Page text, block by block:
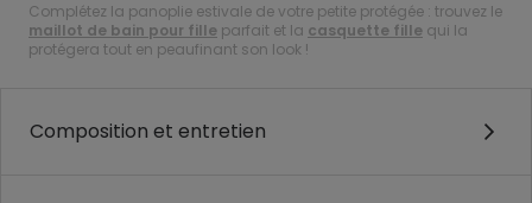
Complétez la panoplie estivale de votre petite protégée : trouvez le
maillot de bain pour fille parfait et la casquette fille qui la
protégera tout en peaufinant son look !
Composition et entretien